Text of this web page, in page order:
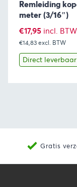
Remleiding
meter (3/16″)
€17,95 incl. BTW
€14,83 excl. BTW
Direct leverbaar
Gratis